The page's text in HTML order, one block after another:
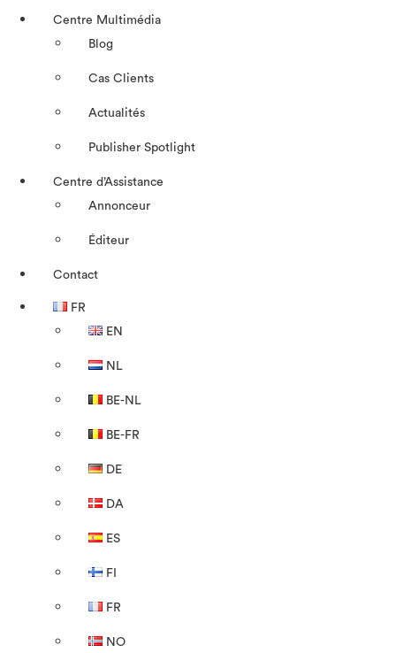
Centre Multimédia
Blog
Cas Clients
Actualités
Publisher Spotlight
Centre d’Assistance
Annonceur
Éditeur
Contact
FR
EN
NL
BE-NL
BE-FR
DE
DA
ES
FI
FR
NO